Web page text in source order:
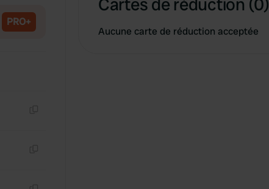
PRO+
Cartes de réduction (0)
Aucune carte de réduction acceptée